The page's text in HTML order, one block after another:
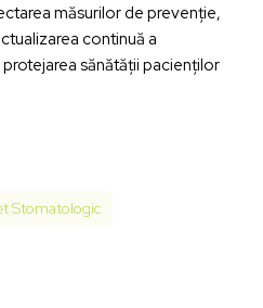
măsurilor de prevenție,
continuă a
sănătății pacienților
Stomatologic